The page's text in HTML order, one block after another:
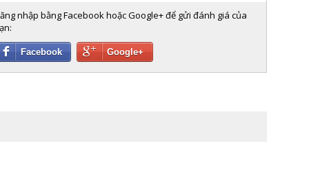
nhập bằng Facebook hoặc Google+ để gửi đánh giá của
Facebook Google+